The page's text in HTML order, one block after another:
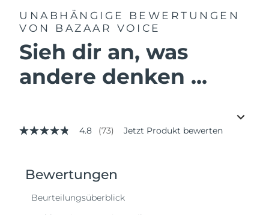
UNABHÄNGIGE BEWERTUNGEN
VON BAZAAR VOICE
Sieh dir an, was
andere denken ...
4.8
Durchschnittswert
der
Bewertung.
Read
4.8 (73) Jetzt Produkt bewerten